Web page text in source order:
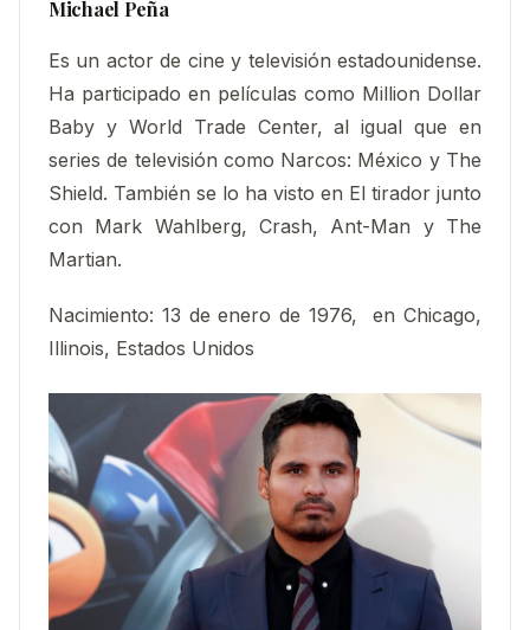
Michael Peña
Es un actor de cine y televisión estadounidense.
Ha participado en películas como Million Dollar
Baby y World Trade Center, al igual que en
series de televisión como Narcos: México y The
Shield. También se lo ha visto en El tirador junto
con Mark Wahlberg, Crash, Ant-Man y The
Martian.
Nacimiento: 13 de enero de 1976, en Chicago,
Illinois, Estados Unidos